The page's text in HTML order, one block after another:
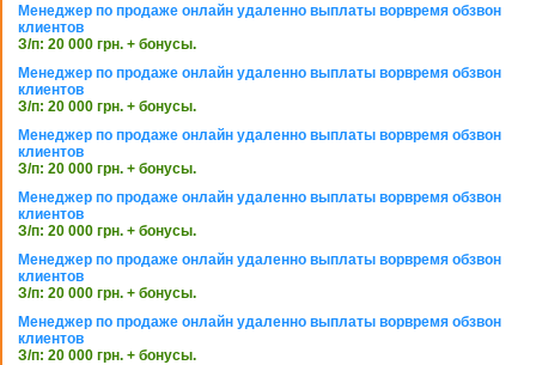
Менеджер по продаже онлайн удаленно выплаты ворвремя обзвон
клиентов
З/п: 20 000 грн. + бонусы.
Менеджер по продаже онлайн удаленно выплаты ворвремя обзвон
клиентов
З/п: 20 000 грн. + бонусы.
Менеджер по продаже онлайн удаленно выплаты ворвремя обзвон
клиентов
З/п: 20 000 грн. + бонусы.
Менеджер по продаже онлайн удаленно выплаты ворвремя обзвон
клиентов
З/п: 20 000 грн. + бонусы.
Менеджер по продаже онлайн удаленно выплаты ворвремя обзвон
клиентов
З/п: 20 000 грн. + бонусы.
Менеджер по продаже онлайн удаленно выплаты ворвремя обзвон
клиентов
З/п: 20 000 грн. + бонусы.